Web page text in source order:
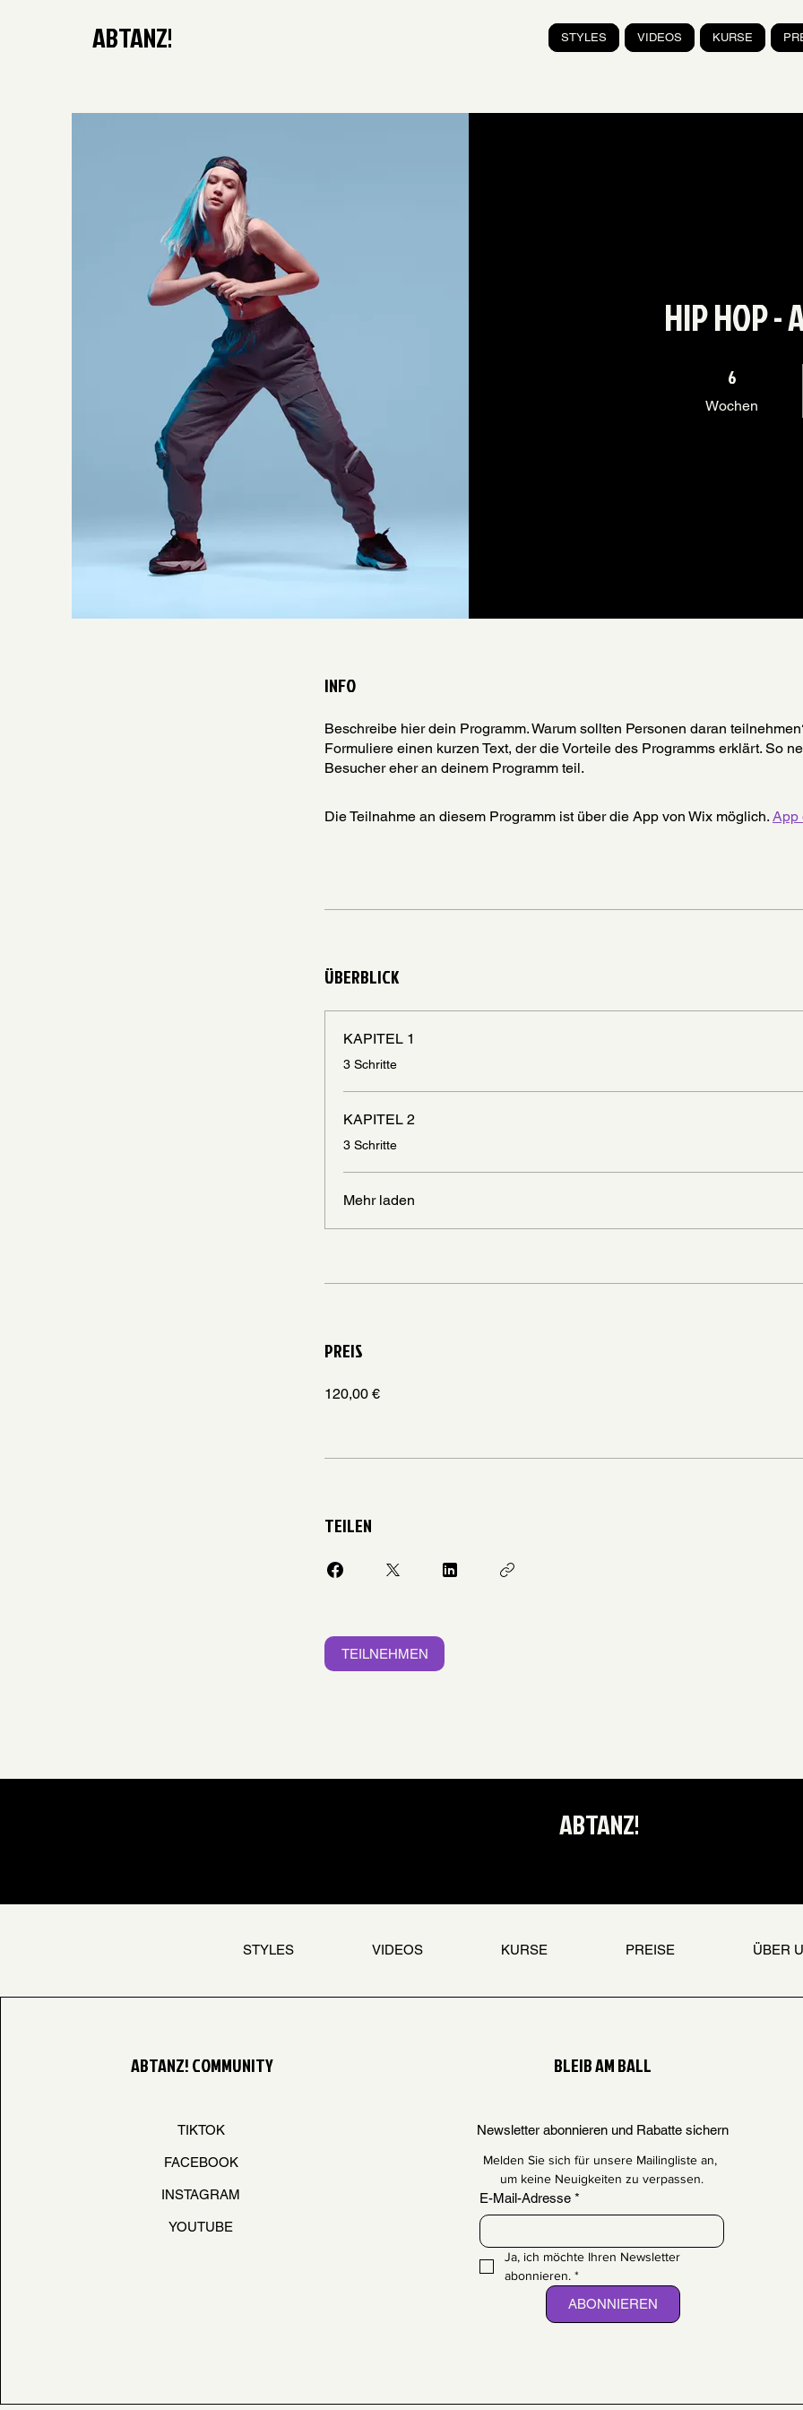
ABTANZ! STYLES VIDEOS KURSE
HIP HOP -
6
Wochen
INFO
Beschreibe hier dein Programm. Warum sollten Personen daran
Formuliere einen kurzen Text, der die Vorteile des Programms erklärt. So
Besucher eher an deinem Programm teil.
Die Teilnahme an diesem Programm ist über die App von Wix möglich. App
ÜBERBLICK
KAPITEL 1
.3 Schritte
KAPITEL 2
.3 Schritte
Mehr laden
PREIS
120,00 €
TEILEN
TEILNEHMEN
ABTANZ!
STYLES VIDEOS KURSE PREISE ÜBER
ABTANZ! COMMUNITY
TIKTOK
FACEBOOK
INSTAGRAM
YOUTUBE
BLEIB AM BALL
Newsletter abonnieren und Rabatte sichern
Melden Sie sich für unsere Mailingliste an,
um keine Neuigkeiten zu verpassen.
E-Mail-Adresse *
Ja, ich möchte Ihren Newsletter
abonnieren. *
ABONNIEREN